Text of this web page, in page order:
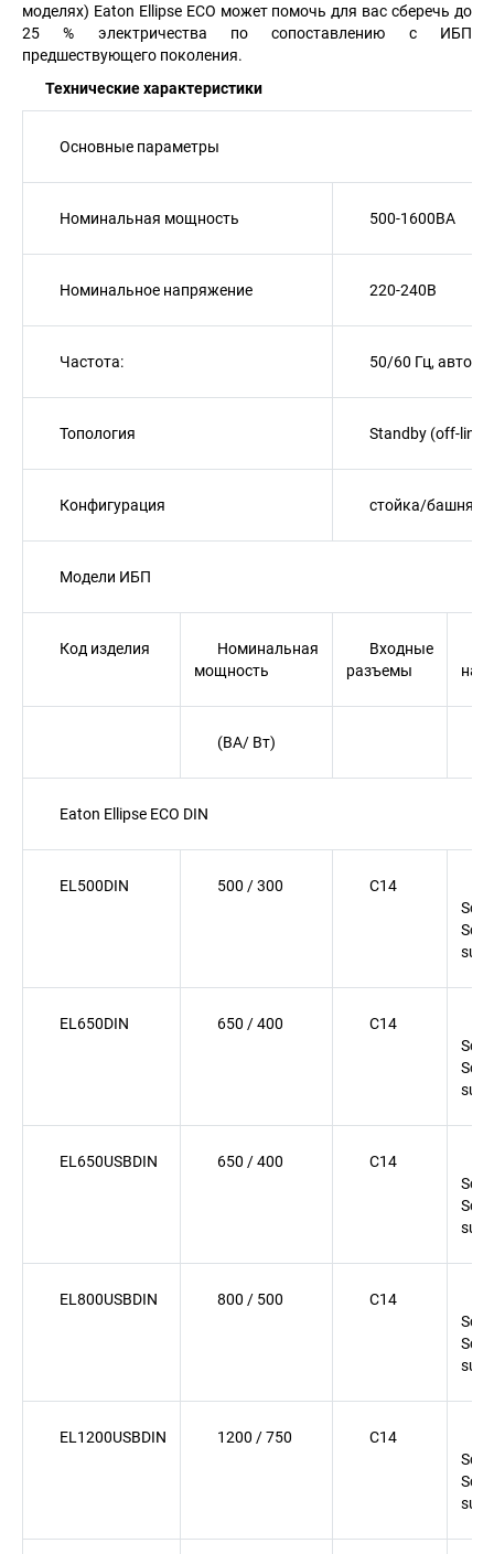
моделях) Eaton Ellipse ECO может помочь для вас сберечь до
25 % электричества по сопоставлению с ИБП
предшествующего поколения.
Технические характеристики
Основные параметры
Номинальная мощность 500-1600ВА
Номинальное напряжение 220-240В
Частота: 50/60 Гц,
Топология Standby (off-line)
Конфигурация стойка/башня
Модели ИБП
Код изделия
Номинальная
мощность
Входные
разъемы
на
(ВА/ Вт)
Eaton Ellipse ECO DIN
EL500DIN 500 / 300 C14
EL650DIN 650 / 400 C14
EL650USBDIN 650 / 400 C14
EL800USBDIN 800 / 500 C14
EL1200USBDIN 1200 / 750 C14